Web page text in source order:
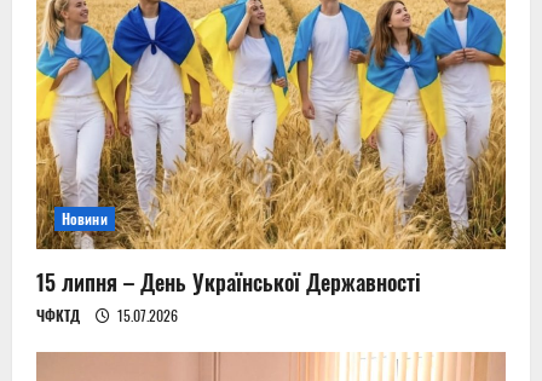
Новини
15 липня – День Української Державності
ЧФКТД 15.07.2026